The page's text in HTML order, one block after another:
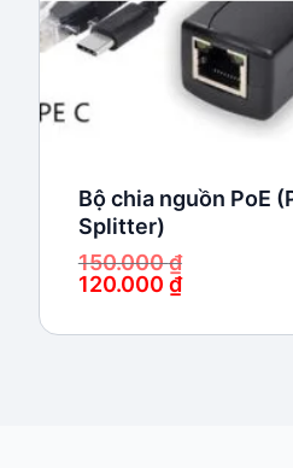
Bộ chia nguồn PoE
Splitter)
150.000₫
là:
120.000 ₫
tại